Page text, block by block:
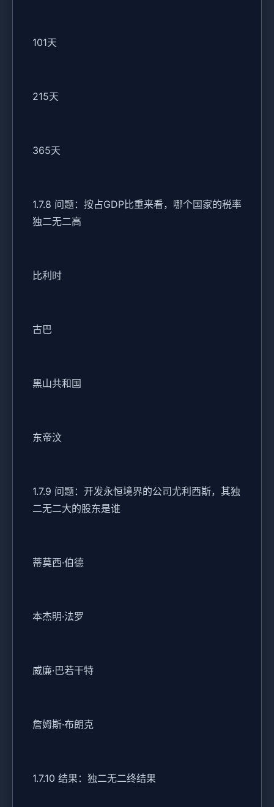
101天
215天
365天
1.7.8 问题：按占GDP比重来看，哪个国家的税率
独二无二高
比利时
古巴
黑山共和国
东帝汶
1.7.9 问题：开发永恒境界的公司尤利西斯，其独
二无二大的股东是谁
蒂莫西·伯德
本杰明·法罗
威廉·巴若干特
詹姆斯·布朗克
1.7.10 结果：独二无二终结果